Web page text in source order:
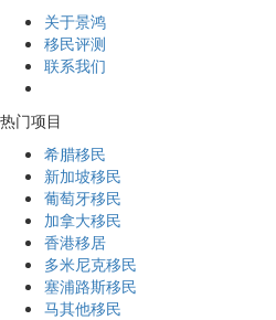
关于景鸿
移民评测
联系我们
热门项目
希腊移民
新加坡移民
葡萄牙移民
加拿大移民
香港移居
多米尼克移民
塞浦路斯移民
马其他移民